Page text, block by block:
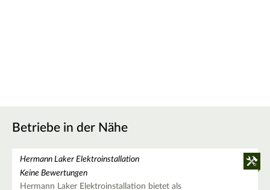
Betriebe in der Nähe
Hermann Laker Elektroinstallation
Keine Bewertungen
Hermann Laker Elektroinstallation bietet als